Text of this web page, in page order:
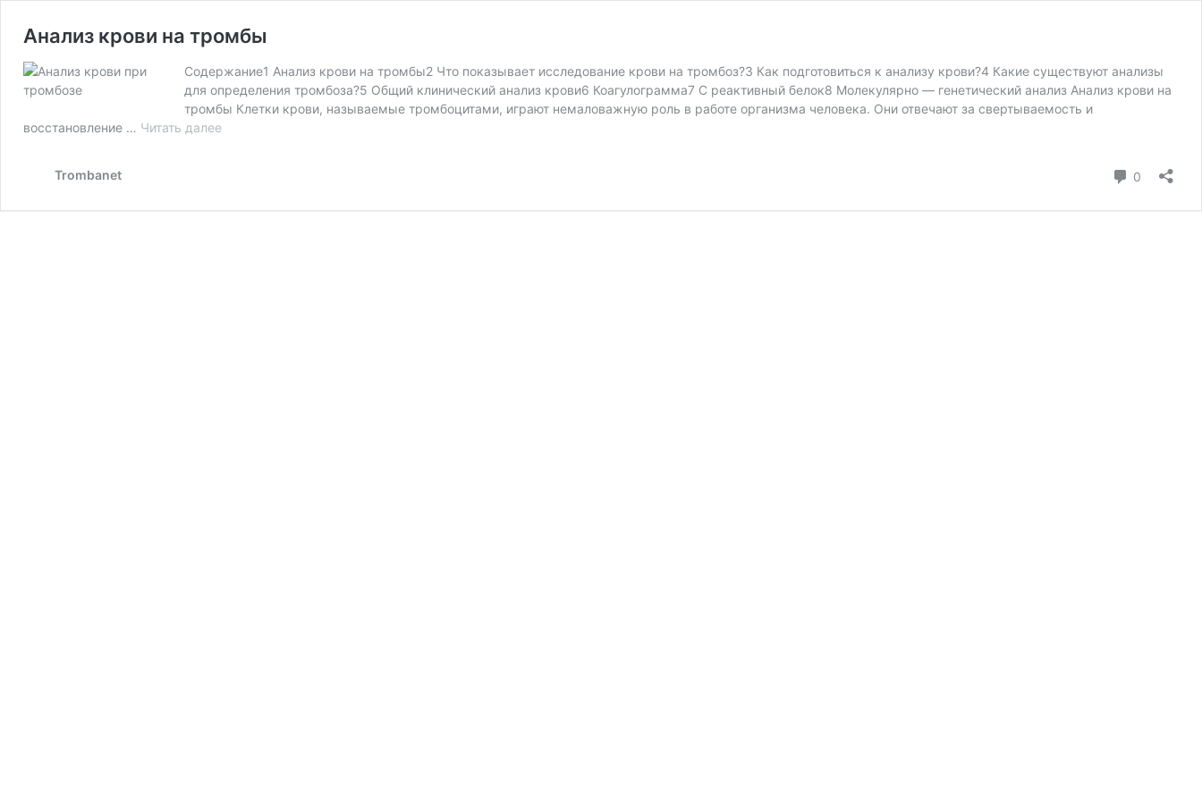
Анализ крови на тромбы
Содержание1 Анализ крови на тромбы2 Что показывает исследование крови на тромбоз?3 Как подготовиться к анализу крови?4 Какие существуют анализы
для определения тромбоза?5 Общий клинический анализ крови6 Коагулограмма7 С реактивный белок8 Молекулярно — генетический анализ Анализ крови на
тромбы Клетки крови, называемые тромбоцитами, играют немаловажную роль в работе организма человека. Они отвечают за свертываемость и
восстановление … Читать далееАнализ
Trombanet 0